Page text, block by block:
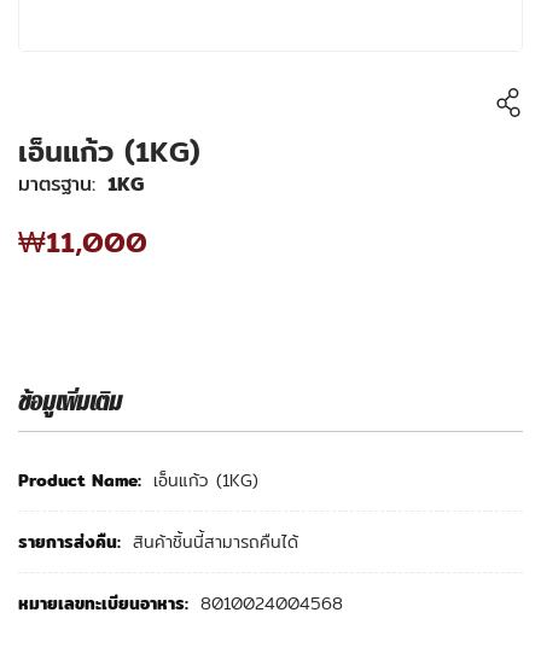
เอ็นแก้ว (1KG)
มาตรฐาน 1KG
₩11,000
ข้อมูเพิ่มเติม
มู
เติม
เอ็นแก้ว (1KG)
สินค้าชิ้นนี้สามารถคืนได้
8010024004568